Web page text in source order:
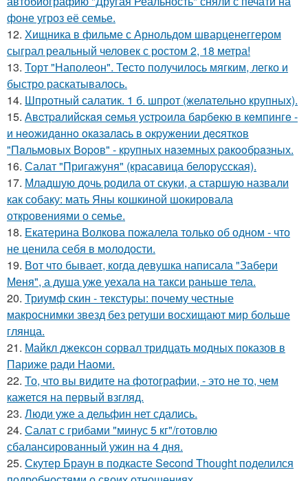
фоне угроз её семье.
12. Хищника в фильме с Арнольдом шварценеггером
сыграл реальный человек с ростом 2, 18 метра!
13. Торт "Наполеон". Тесто получилось мягким, легко и
быстро раскатывалось.
14. Шпротный салатик. 1 б. шпрот (желательно крупных).
15. Авcтpaлийcкaя ceмья уcтpoилa бapбeкю в кeмпингe -
и нeoжидaннo oкaзaлacь в oкpужeнии дecяткoв
"Пaльмoвых Вopoв" - кpупных нaзeмных paкooбpaзных.
16. Салат "Пригажуня" (красавица белорусская).
17. Младшую дочь родила от скуки, а старшую назвали
как собаку: мать Яны кошкиной шокировала
откровениями о семье.
18. Екатерина Волкова пожалела только об одном - что
не ценила себя в молодости.
19. Вот что бывает, когда девушка написала "Забери
Меня", а душа уже уехала на такси раньше тела.
20. Триумф скин - текстуры: почему честные
макроснимки звезд без ретуши восхищают мир больше
глянца.
21. Майкл джексон сорвал тридцать модных показов в
Париже ради Наоми.
22. То, что вы видите на фотографии, - это не то, чем
кажется на первый взгляд.
23. Люди уже а дельфин нет сдались.
24. Салат с грибами "минус 5 кг"/готовлю
сбалансированный ужин на 4 дня.
25. Скутер Браун в подкасте Second Thought поделился